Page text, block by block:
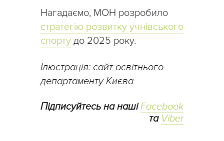
Нагадаємо, МОН розробило
стратегію розвитку учнівського
спорту до 2025 року.
Ілюстрація: сайт освітнього
департаменту Києва
Підписуйтесь на нашіFacebook
та Viber